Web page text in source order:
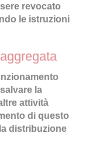
revocato
le istruzioni
la
attività
di questo
distribuzione